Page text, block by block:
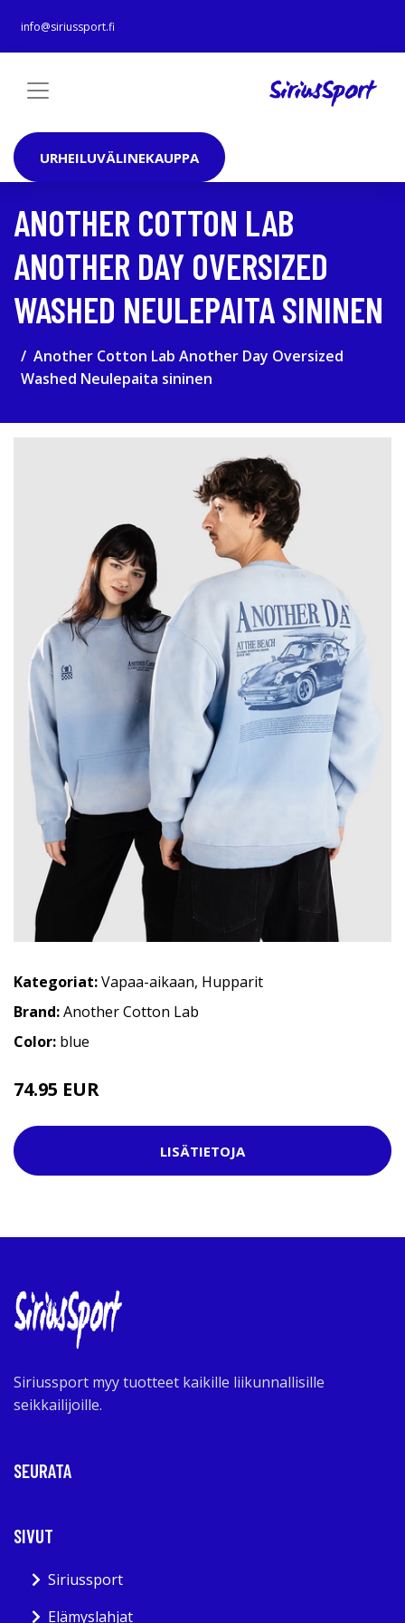
info@siriussport.fi
URHEILUVÄLINEKAUPPA
ANOTHER COTTON LAB
ANOTHER DAY OVERSIZED
WASHED NEULEPAITA SININEN
Another Cotton Lab Another Day Oversized
Washed Neulepaita sininen
Kategoriat:Vapaa-aikaan, Hupparit
Brand:Another Cotton Lab
Color: blue
74.95 EUR
LISÄTIETOJA
Siriussport myy tuotteet kaikille liikunnallisille
seikkailijoille.
SEURATA
SIVUT
Siriussport
Elämyslahjat